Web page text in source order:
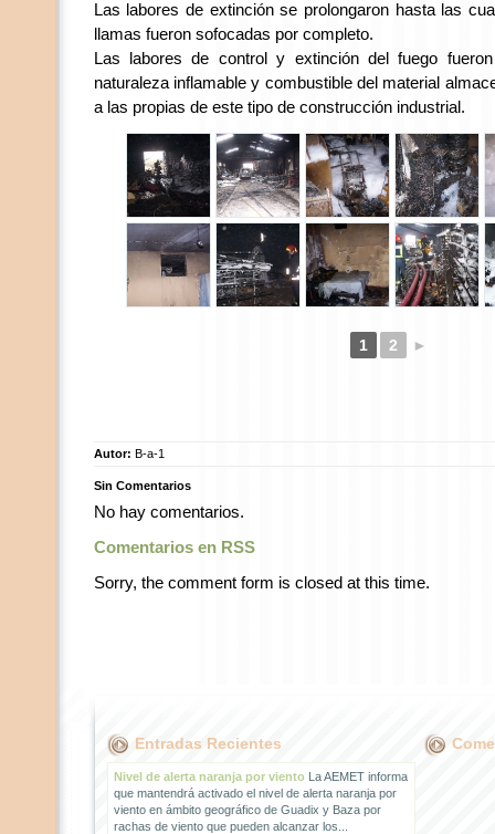
Las labores de extinción se prolongaron hasta las
llamas fueron sofocadas por completo.
Las labores de control y extinción del fuego
naturaleza inflamable y combustible del material
a las propias de este tipo de construcción industrial.
1 2 ►
Autor: B-a-1
Sin Comentarios
No hay comentarios.
Comentarios en RSS
Sorry, the comment form is closed at this time.
Entradas Recientes
Nivel de alerta naranja por vientoLa AEMET informa
que mantendrá activado el nivel de alerta naranja por
viento en ámbito geográfico de Guadix y Baza por
rachas de viento que pueden alcanzar los...